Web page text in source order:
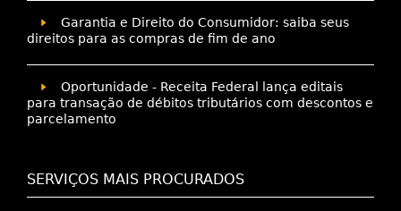
Garantia e Direito do Consumidor: saiba seus
direitos para as compras de fim de ano
Oportunidade - Receita Federal lança editais
para transação de débitos tributários com descontos e
parcelamento
SERVIÇOS MAIS PROCURADOS